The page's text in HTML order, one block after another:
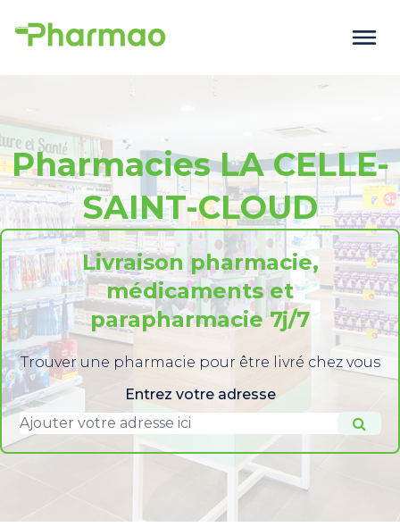
Pharmacies LA CELLE-
SAINT-CLOUD
Livraison pharmacie,
médicaments et
parapharmacie 7j/7
Trouver une pharmacie pour être livré chez vous
Entrez votre adresse